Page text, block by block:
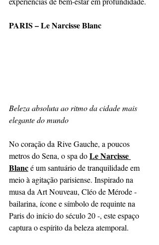
PARIS – Le Narcisse Blanc
Beleza absoluta ao ritmo da cidade mais
elegante do mundo
No coração da Rive Gauche, a poucos
metros do Sena, o spa do Le Narcisse
Blanc é um santuário de tranquilidade em
meio à agitação parisiense. Inspirado na
musa da Art Nouveau, Cléo de Mérode -
bailarina, ícone e símbolo de requinte na
Paris do início do século 20 -, este espaço
captura o espírito da beleza atemporal.